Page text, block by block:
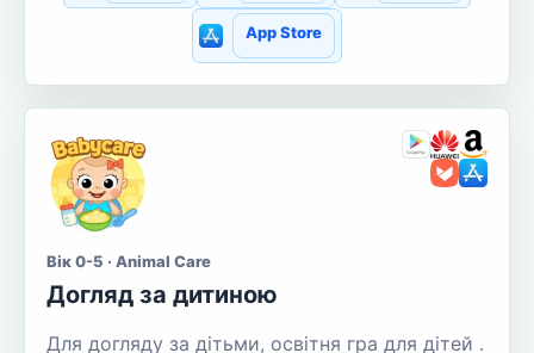
App Store
Вік 0-5 · Animal Care
Догляд за дитиною
Для догляду за дітьми, освітня гра для дітей .